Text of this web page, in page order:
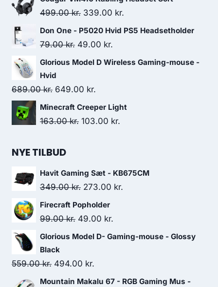
was:
is:
499.00kr. Original
price
was:
339.00 kr.
price
Don One - P5020 Hvid PS5 Headsetholder
79.00kr. Original
price
79.00 kr..
49.00 kr.
price
Glorious Model D Wireless Gaming-mouse -
Hvid
689.00kr. Original
price
was:
649.00 kr.
price
is:
Minecraft Creeper Light
163.00kr. Original
103.00 kr.
NYE TILBUD
Havit Gaming Sæt - KB675CM
349.00kr. Original
price
was:
273.00 kr.
Firecraft Popholder
99.00kr. Original
price
99.00 kr..
49.00 kr.
price
Glorious Model D- Gaming-mouse - Glossy
Black
559.00kr. Original
price
494.00 kr.
price
Mountain Makalu 67 - RGB Gaming Mus -